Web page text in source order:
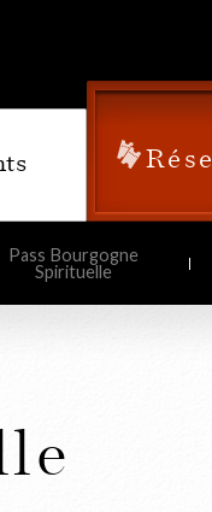
Pass Bourgogne
Spirituelle